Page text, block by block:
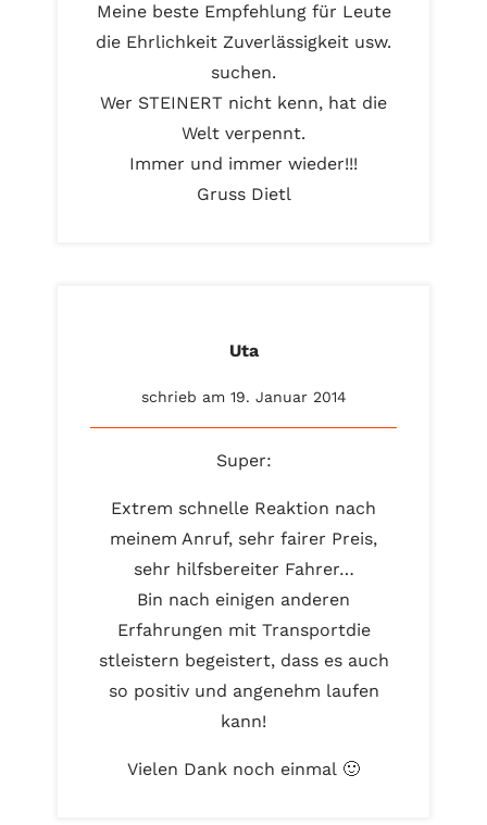
Meine beste Empfehlung für Leute
die Ehrlichkeit Zuverlässigkeit usw.
suchen.
Wer STEINERT nicht kenn, hat die
Welt verpennt.
Immer und immer wieder!!!
Gruss Dietl
Uta
schrieb am 19. Januar 2014
Super:
Extrem schnelle Reaktion nach
meinem Anruf, sehr fairer Preis,
sehr hilfsbereiter Fahrer…
Bin nach einigen anderen
Erfahrungen mit Transportdie
stleistern begeistert, dass es auch
so positiv und angenehm laufen
kann!
Vielen Dank noch einmal 🙂